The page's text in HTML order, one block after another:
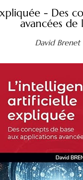
- Des
avancées de
David Brenet